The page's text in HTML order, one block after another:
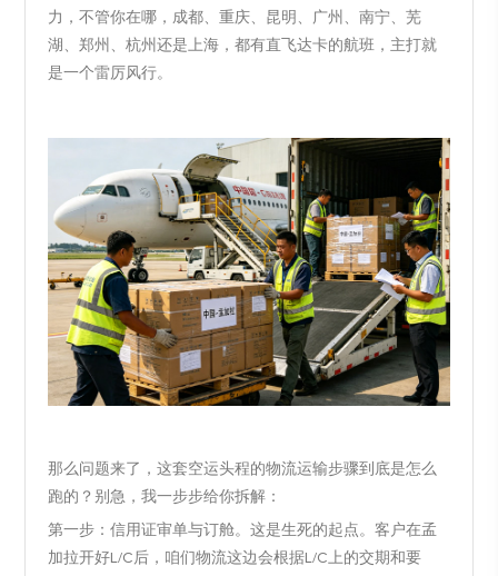
力，不管你在哪，成都、重庆、昆明、广州、南宁、芜
湖、郑州、杭州还是上海，都有直飞达卡的航班，主打就
是一个雷厉风行。
那么问题来了，这套空运头程的物流运输步骤到底是怎么
跑的？别急，我一步步给你拆解：
第一步：信用证审单与订舱。这是生死的起点。客户在孟
加拉开好L/C后，咱们物流这边会根据L/C上的交期和要